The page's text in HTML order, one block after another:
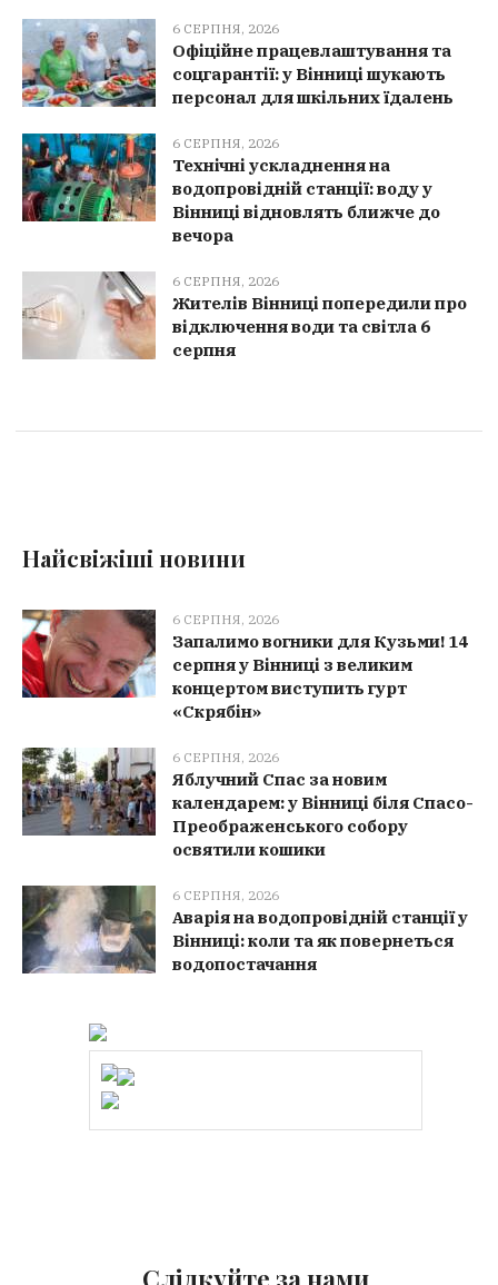
6 СЕРПНЯ, 2026
Офіційне працевлаштування та
соцгарантії: у Вінниці шукають
персонал для шкільних їдалень
6 СЕРПНЯ, 2026
Технічні ускладнення на
водопровідній станції: воду у
Вінниці відновлять ближче до
вечора
6 СЕРПНЯ, 2026
Жителів Вінниці попередили про
відключення води та світла 6
серпня
Найсвіжіші новини
6 СЕРПНЯ, 2026
Запалимо вогники для Кузьми! 14
серпня у Вінниці з великим
концертом виступить гурт
«Скрябін»
6 СЕРПНЯ, 2026
Яблучний Спас за новим
календарем: у Вінниці біля Спасо-
Преображенського собору
освятили кошики
6 СЕРПНЯ, 2026
Аварія на водопровідній станції у
Вінниці: коли та як повернеться
водопостачання